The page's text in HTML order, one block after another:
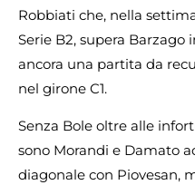
Robbiati che, nella
Serie B2, supera Barzago
ancora una partita da
nel girone C1.
Senza Bole oltre alle
sono Morandi e Damato
diagonale con Piovesan,